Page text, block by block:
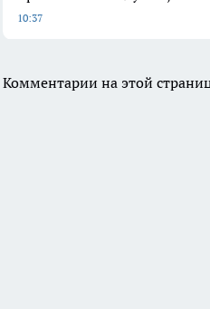
10:37
Комментарии на этой